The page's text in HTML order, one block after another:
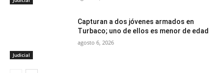
Judicial
Capturan a dos jóvenes armados en
Turbaco; uno de ellos es menor de edad
agosto 6, 2026